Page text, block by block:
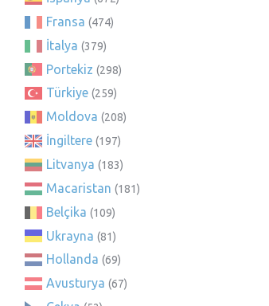
Fransa (474)
İtalya (379)
Portekiz (298)
Türkiye (259)
Moldova (208)
İngiltere (197)
Litvanya (183)
Macaristan (181)
Belçika (109)
Ukrayna (81)
Hollanda (69)
Avusturya (67)